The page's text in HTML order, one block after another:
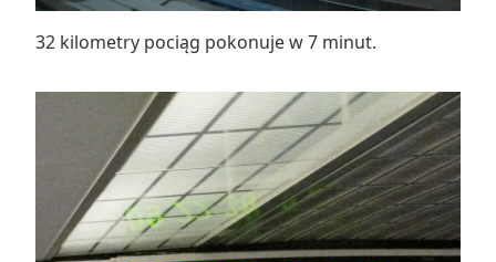
32 kilometry pociąg pokonuje w 7 minut.